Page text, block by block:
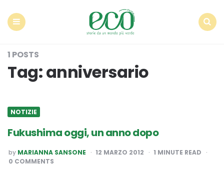
1 POSTS
Tag:anniversario
NOTIZIE
Fukushima oggi, un anno dopo
POSTED
BY
by MARIANNA SANSONE 12 MARZO 2012 1 MINUTE READ
0 COMMENTS